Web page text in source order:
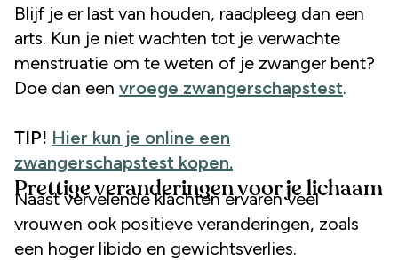
Blijf je er last van houden, raadpleeg dan een
arts. Kun je niet wachten tot je verwachte
menstruatie om te weten of je zwanger bent?
Doe dan een vroege zwangerschapstest.
TIP! Hier kun je online een
zwangerschapstest kopen.
Prettige veranderingen voor je lichaam
Naast vervelende klachten ervaren veel
vrouwen ook positieve veranderingen, zoals
een hoger libido en gewichtsverlies.